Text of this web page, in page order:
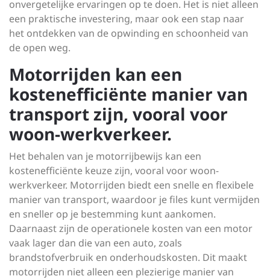
onvergetelijke ervaringen op te doen. Het is niet alleen
een praktische investering, maar ook een stap naar
het ontdekken van de opwinding en schoonheid van
de open weg.
Motorrijden kan een
kostenefficiënte manier van
transport zijn, vooral voor
woon-werkverkeer.
Het behalen van je motorrijbewijs kan een
kostenefficiënte keuze zijn, vooral voor woon-
werkverkeer. Motorrijden biedt een snelle en flexibele
manier van transport, waardoor je files kunt vermijden
en sneller op je bestemming kunt aankomen.
Daarnaast zijn de operationele kosten van een motor
vaak lager dan die van een auto, zoals
brandstofverbruik en onderhoudskosten. Dit maakt
motorrijden niet alleen een plezierige manier van